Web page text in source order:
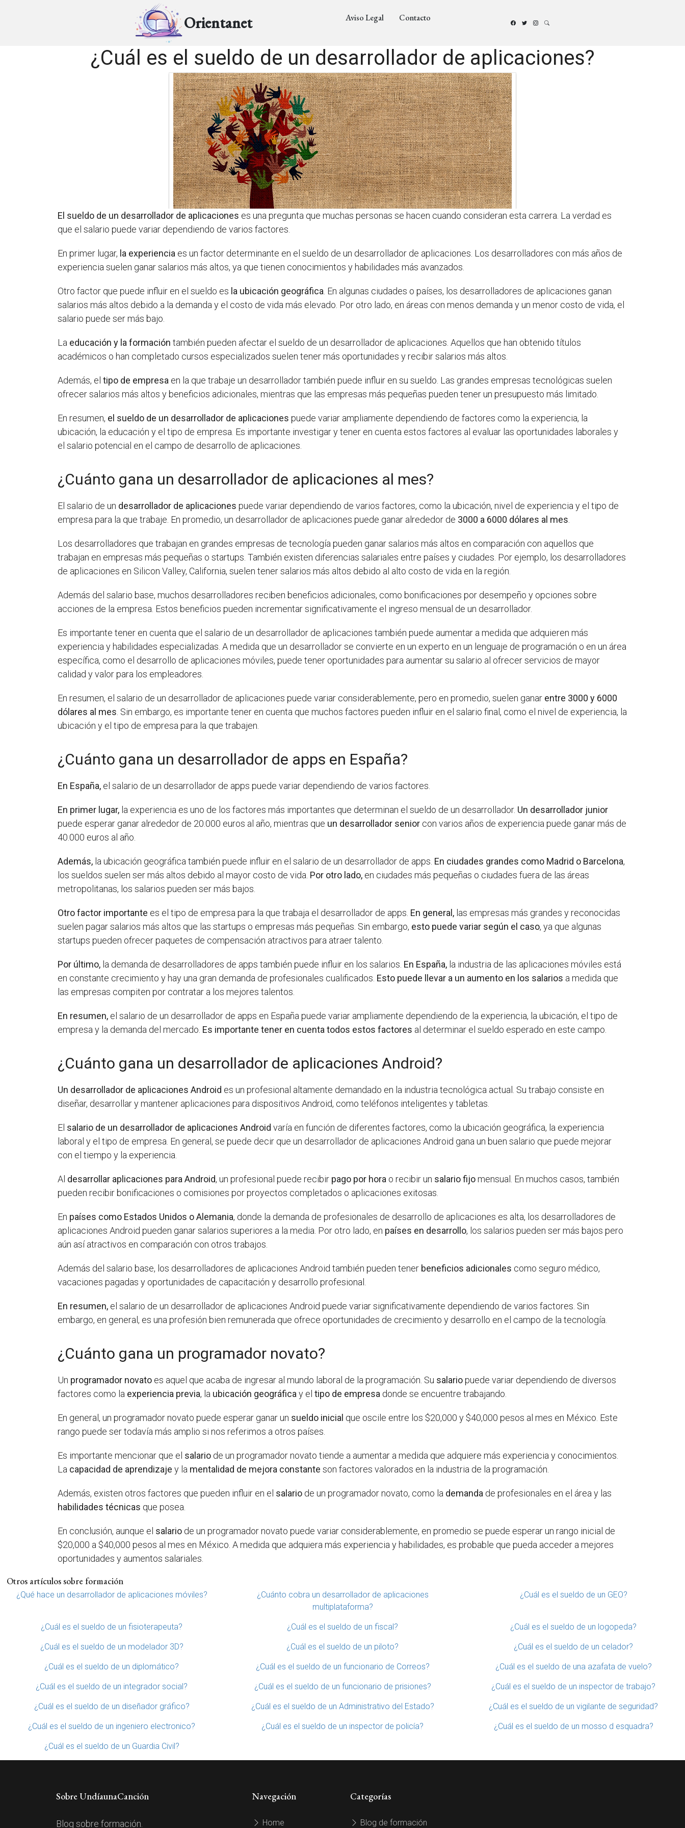
Orientanet Aviso Legal Contacto
¿Cuál es el sueldo de un desarrollador de aplicaciones?
El sueldo de un desarrollador de aplicaciones es una pregunta que muchas personas se hacen cuando consideran esta carrera. La verdad es
que el salario puede variar dependiendo de varios factores.
En primer lugar, la experiencia es un factor determinante en el sueldo de un desarrollador de aplicaciones. Los desarrolladores con más años de
experiencia suelen ganar salarios más altos, ya que tienen conocimientos y habilidades más avanzados.
Otro factor que puede influir en el sueldo es la ubicación geográfica . En algunas ciudades o países, los desarrolladores de aplicaciones ganan
salarios más altos debido a la demanda y el costo de vida más elevado. Por otro lado, en áreas con menos demanda y un menor costo de vida, el
salario puede ser más bajo.
La educación y la formación también pueden afectar el sueldo de un desarrollador de aplicaciones. Aquellos que han obtenido títulos
académicos o han completado cursos especializados suelen tener más oportunidades y recibir salarios más altos.
Además, eltipo de empresa en la que trabaje un desarrollador también puede influir en su sueldo. Las grandes empresas tecnológicas suelen
ofrecer salarios más altos y beneficios adicionales, mientras que las empresas más pequeñas pueden tener un presupuesto más limitado.
En resumen, el sueldo de un desarrollador de aplicaciones puede variar ampliamente dependiendo de factores como la experiencia, la
ubicación, la educación y el tipo de empresa. Es importante investigar y tener en cuenta estos factores al evaluar las oportunidades laborales y
el salario potencial en el campo de desarrollo de aplicaciones.
¿Cuánto gana un desarrollador de aplicaciones al mes?
El salario de un desarrollador de aplicaciones puede variar dependiendo de varios factores, como la ubicación, nivel de experiencia y el tipo de
empresa para la que trabaje. En promedio, un desarrollador de aplicaciones puede ganar alrededor de 3000 a 6000 dólares al mes
Los desarrolladores que trabajan en grandes empresas de tecnología pueden ganar salarios más altos en comparación con aquellos que
trabajan en empresas más pequeñas o startups. También existen diferencias salariales entre países y ciudades. Por ejemplo, los desarrolladores
de aplicaciones en Silicon Valley, California, suelen tener salarios más altos debido al alto costo de vida en la región.
Además del salario base, muchos desarrolladores reciben beneficios adicionales, como bonificaciones por desempeño y opciones sobre
acciones de la empresa. Estos beneficios pueden incrementar significativamente el ingreso mensual de un desarrollador.
Es importante tener en cuenta que el salario de un desarrollador de aplicaciones también puede aumentar a medida que adquieren más
experiencia y habilidades especializadas. A medida que un desarrollador se convierte en un experto en un lenguaje de programación o en un área
específica, como el desarrollo de aplicaciones móviles, puede tener oportunidades para aumentar su salario al ofrecer servicios de mayor
calidad y valor para los empleadores.
En resumen, el salario de un desarrollador de aplicaciones puede variar considerablemente, pero en promedio, suelen ganar entre 3000 y 6000
dólares al mes . Sin embargo, es importante tener en cuenta que muchos factores pueden influir en el salario final, como el nivel de experiencia, la
ubicación y el tipo de empresa para la que trabajen.
¿Cuánto gana un desarrollador de apps en España?
En España, el salario de un desarrollador de apps puede variar dependiendo de varios factores.
En primer lugar, la experiencia es uno de los factores más importantes que determinan el sueldo de un desarrollador. Un desarrollador junior
puede esperar ganar alrededor de 20.000 euros al año, mientras que un desarrollador senior con varios años de experiencia puede ganar más de
40.000 euros al año.
Además, la ubicación geográfica también puede influir en el salario de un desarrollador de apps. En ciudades grandes como Madrid o Barcelona,
los sueldos suelen ser más altos debido al mayor costo de vida. Por otro lado, en ciudades más pequeñas o ciudades fuera de las áreas
metropolitanas, los salarios pueden ser más bajos.
Otro factor importante es el tipo de empresa para la que trabaja el desarrollador de apps. En general, las empresas más grandes y reconocidas
suelen pagar salarios más altos que las startups o empresas más pequeñas. Sin embargo, esto puede variar según el caso, ya que algunas
startups pueden ofrecer paquetes de compensación atractivos para atraer talento.
Por último, la demanda de desarrolladores de apps también puede influir en los salarios. En España, la industria de las aplicaciones móviles está
en constante crecimiento y hay una gran demanda de profesionales cualificados. Esto puede llevar a un aumento en los salarios a medida que
las empresas compiten por contratar a los mejores talentos.
En resumen, el salario de un desarrollador de apps en España puede variar ampliamente dependiendo de la experiencia, la ubicación, el tipo de
empresa y la demanda del mercado. Es importante tener en cuenta todos estos factores al determinar el sueldo esperado en este campo.
¿Cuánto gana un desarrollador de aplicaciones Android?
Un desarrollador de aplicaciones Android es un profesional altamente demandado en la industria tecnológica actual. Su trabajo consiste en
diseñar, desarrollar y mantener aplicaciones para dispositivos Android, como teléfonos inteligentes y tabletas.
El salario de un desarrollador de aplicaciones Android varía en función de diferentes factores, como la ubicación geográfica, la experiencia
laboral y el tipo de empresa. En general, se puede decir que un desarrollador de aplicaciones Android gana un buen salario que puede mejorar
con el tiempo y la experiencia.
Al desarrollar aplicaciones para Android, un profesional puede recibir pago por hora o recibir un salario fijomensual. En muchos casos, también
pueden recibir bonificaciones o comisiones por proyectos completados o aplicaciones exitosas.
En países como Estados Unidos o Alemania, donde la demanda de profesionales de desarrollo de aplicaciones es alta, los desarrolladores de
aplicaciones Android pueden ganar salarios superiores a la media. Por otro lado, en países en desarrollo, los salarios pueden ser más bajos pero
aún así atractivos en comparación con otros trabajos.
Además del salario base, los desarrolladores de aplicaciones Android también pueden tener beneficios adicionales como seguro médico,
vacaciones pagadas y oportunidades de capacitación y desarrollo profesional.
En resumen, el salario de un desarrollador de aplicaciones Android puede variar significativamente dependiendo de varios factores. Sin
embargo, en general, es una profesión bien remunerada que ofrece oportunidades de crecimiento y desarrollo en el campo de la tecnología.
¿Cuánto gana un programador novato?
Un programador novato es aquel que acaba de ingresar al mundo laboral de la programación. Su salariopuede variar dependiendo de diversos
factores como la experiencia previa, la ubicación geográfica y eltipo de empresa donde se encuentre trabajando.
En general, un programador novato puede esperar ganar un sueldo inicial que oscile entre los $20,000 y $40,000 pesos al mes en México. Este
rango puede ser todavía más amplio si nos referimos a otros países.
Es importante mencionar que el salario de un programador novato tiende a aumentar a medida que adquiere más experiencia y conocimientos.
La capacidad de aprendizaje y la mentalidad de mejora constante son factores valorados en la industria de la programación.
Además, existen otros factores que pueden influir en el salario de un programador novato, como la demanda de profesionales en el área y las
habilidades técnicas que posea.
En conclusión, aunque el salario de un programador novato puede variar considerablemente, en promedio se puede esperar un rango inicial de
$20,000 a $40,000 pesos al mes en México. A medida que adquiera más experiencia y habilidades, es probable que pueda acceder a mejores
oportunidades y aumentos salariales.
Otros artículos sobre formación
¿Qué hace un desarrollador de aplicaciones móviles?
¿Cuánto cobra un desarrollador de aplicaciones
multiplataforma?
¿Cuál es el sueldo de un GEO?
¿Cuál es el sueldo de un fisioterapeuta? ¿Cuál es el sueldo de un fiscal? ¿Cuál es el sueldo de un logopeda?
¿Cuál es el sueldo de un modelador 3D? ¿Cuál es el sueldo de un piloto? ¿Cuál es el sueldo de un celador?
¿Cuál es el sueldo de un diplomático? ¿Cuál es el sueldo de un funcionario de Correos? ¿Cuál es el sueldo de una azafata de vuelo?
¿Cuál es el sueldo de un integrador social? ¿Cuál es el sueldo de un funcionario de prisiones? ¿Cuál es el sueldo de un inspector de trabajo?
¿Cuál es el sueldo de un diseñador gráfico? ¿Cuál es el sueldo de un Administrativo del Estado? ¿Cuál es el sueldo de un vigilante de seguridad?
¿Cuál es el sueldo de un ingeniero electronico? ¿Cuál es el sueldo de un inspector de policía? ¿Cuál es el sueldo de un mosso d esquadra?
¿Cuál es el sueldo de un Guardia Civil?
Sobre UndíaunaCanción
Blog sobre formación.
Navegación
Home
Categorías
Blog de formación